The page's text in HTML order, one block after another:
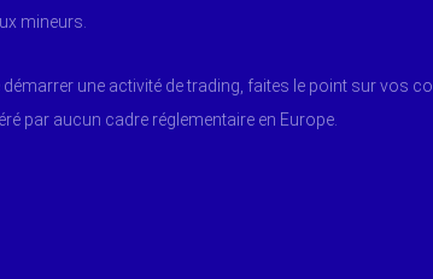
mineurs.
démarrer une activité de trading, faites le point sur vos
par aucun cadre réglementaire en Europe.